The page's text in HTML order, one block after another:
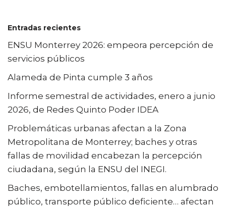
Entradas recientes
ENSU Monterrey 2026: empeora percepción de
servicios públicos
Alameda de Pinta cumple 3 años
Informe semestral de actividades, enero a junio
2026, de Redes Quinto Poder IDEA
Problemáticas urbanas afectan a la Zona
Metropolitana de Monterrey; baches y otras
fallas de movilidad encabezan la percepción
ciudadana, según la ENSU del INEGI.
Baches, embotellamientos, fallas en alumbrado
público, transporte público deficiente… afectan